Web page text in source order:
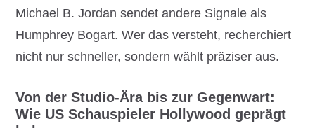
Michael B. Jordan sendet andere Signale als
Humphrey Bogart. Wer das versteht, recherchiert
nicht nur schneller, sondern wählt präziser aus.
Von der Studio-Ära bis zur Gegenwart:
Wie US Schauspieler Hollywood geprägt